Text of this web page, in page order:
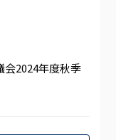
会2024年度秋季